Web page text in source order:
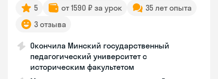
5 от 1590 ₽ за урок
35 лет опыта
3 отзыва
Окончила Минский государственный
педагогический университет с
историческим факультетом